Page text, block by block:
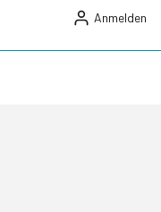
Anmelden